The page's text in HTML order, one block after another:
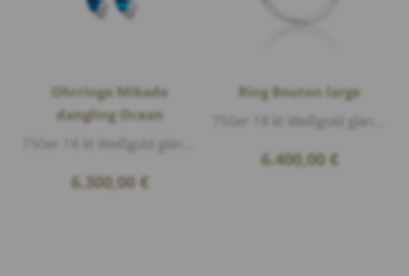
Ohrringe Mikado
dangling Ocean
6.300,00 €
Ring Bouton large
6.400,00 €